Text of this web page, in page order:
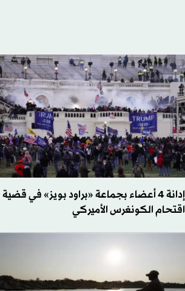
إدانة 4 أعضاء بجماعة «براود بويز» في قضية
اقتحام الكونغرس الأميركي